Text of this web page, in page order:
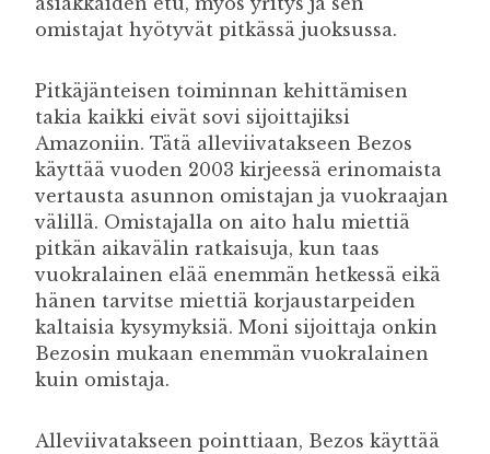
omistajat hyötyvät pitkässä juoksussa.
Pitkäjänteisen toiminnan kehittämisen
takia kaikki eivät sovi sijoittajiksi
Amazoniin. Tätä alleviivatakseen Bezos
käyttää vuoden 2003 kirjeessä erinomaista
vertausta asunnon omistajan ja vuokraajan
välillä. Omistajalla on aito halu miettiä
pitkän aikavälin ratkaisuja, kun taas
vuokralainen elää enemmän hetkessä eikä
hänen tarvitse miettiä korjaustarpeiden
kaltaisia kysymyksiä. Moni sijoittaja onkin
Bezosin mukaan enemmän vuokralainen
kuin omistaja.
Alleviivatakseen pointtiaan, Bezos käyttää